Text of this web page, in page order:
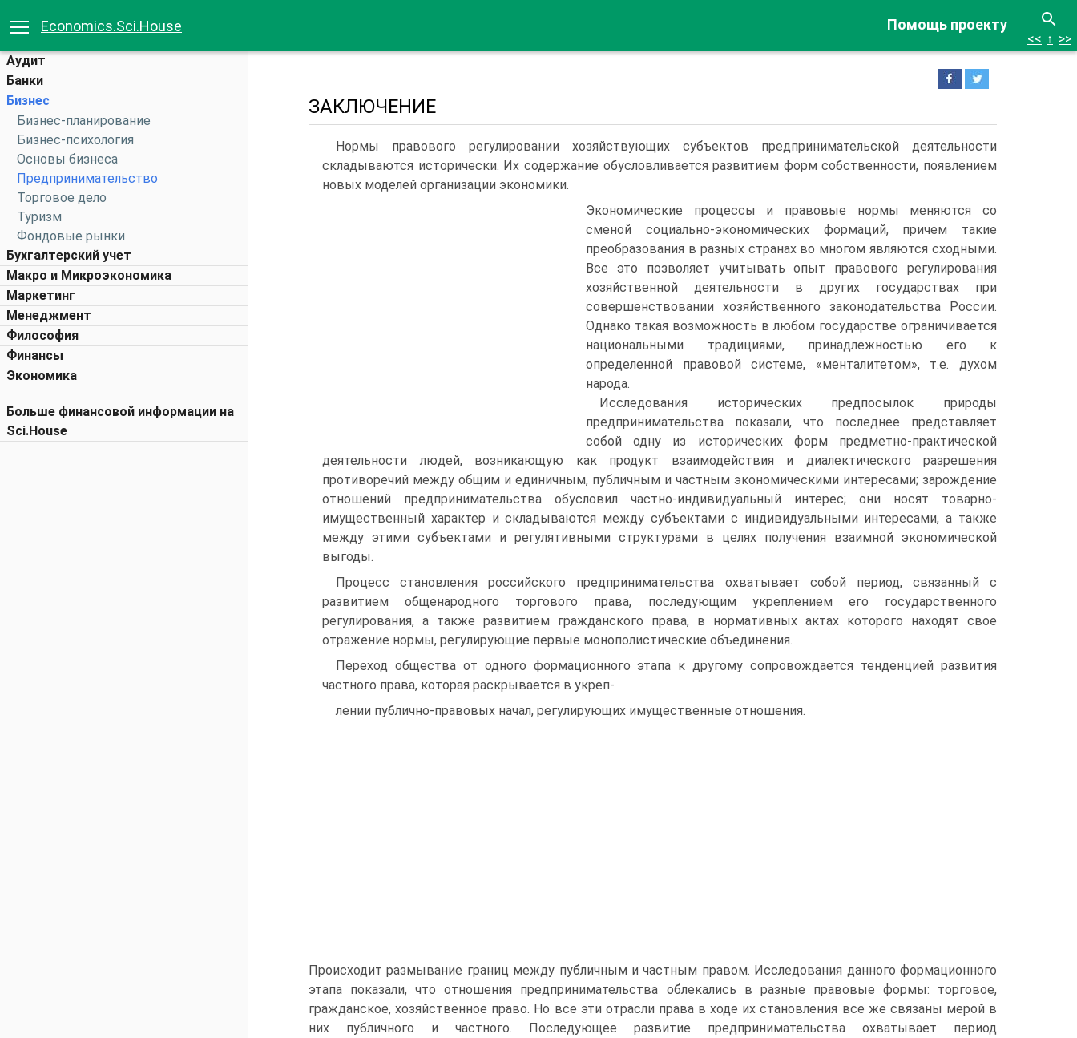
Помощь проекту
Economics.Sci.House
Аудит
Банки
Бизнес
Бизнес-планирование
Бизнес-психология
Основы бизнеса
Предпринимательство
Торговое дело
Туризм
Фондовые рынки
Бухгалтерский учет
Макро и Микроэкономика
Маркетинг
Менеджмент
Философия
Финансы
Экономика
Больше финансовой информации на
Sci.House
<< ↑ >>
ЗАКЛЮЧЕНИЕ
Нормы правового регулировании хозяйствующих субъектов предпринимательской деятельности
складываются исторически. Их содержание обусловливается развитием форм собственности, появлением
новых моделей организации экономики.
Экономические процессы и правовые нормы меняются со
сменой социально-экономических формаций, причем такие
преобразования в разных странах во многом являются сходными.
Все это позволяет учитывать опыт правового регулирования
хозяйственной деятельности в других государствах при
совершенствовании хозяйственного законодательства России.
Однако такая возможность в любом государстве ограничивается
национальными традициями, принадлежностью его к
определенной правовой системе, «менталитетом», т.е. духом
народа.
Исследования исторических предпосылок природы
предпринимательства показали, что последнее представляет
собой одну из исторических форм предметно-практической
деятельности людей, возникающую как продукт взаимодействия и диалектического разрешения
противоречий между общим и единичным, публичным и частным экономическими интересами; зарождение
отношений предпринимательства обусловил частно-индивидуальный интерес; они носят товарно-
имущественный характер и складываются между субъектами с индивидуальными интересами, а также
между этими субъектами и регулятивными структурами в целях получения взаимной экономической
выгоды.
Процесс становления российского предпринимательства охватывает собой период, связанный с
развитием общенародного торгового права, последующим укреплением его государственного
регулирования, а также развитием гражданского права, в нормативных актах которого находят свое
отражение нормы, регулирующие первые монополистические объединения.
Переход общества от одного формационного этапа к другому сопровождается тенденцией развития
частного права, которая раскрывается в укреп-
лении публично-правовых начал, регулирующих имущественные отношения.
Происходит размывание границ между публичным и частным правом. Исследования данного формационного
этапа показали, что отношения предпринимательства облекались в разные правовые формы: торговое,
гражданское, хозяйственное право. Но все эти отрасли права в ходе их становления все же связаны мерой в
них публичного и частного. Последующее развитие предпринимательства охватывает период